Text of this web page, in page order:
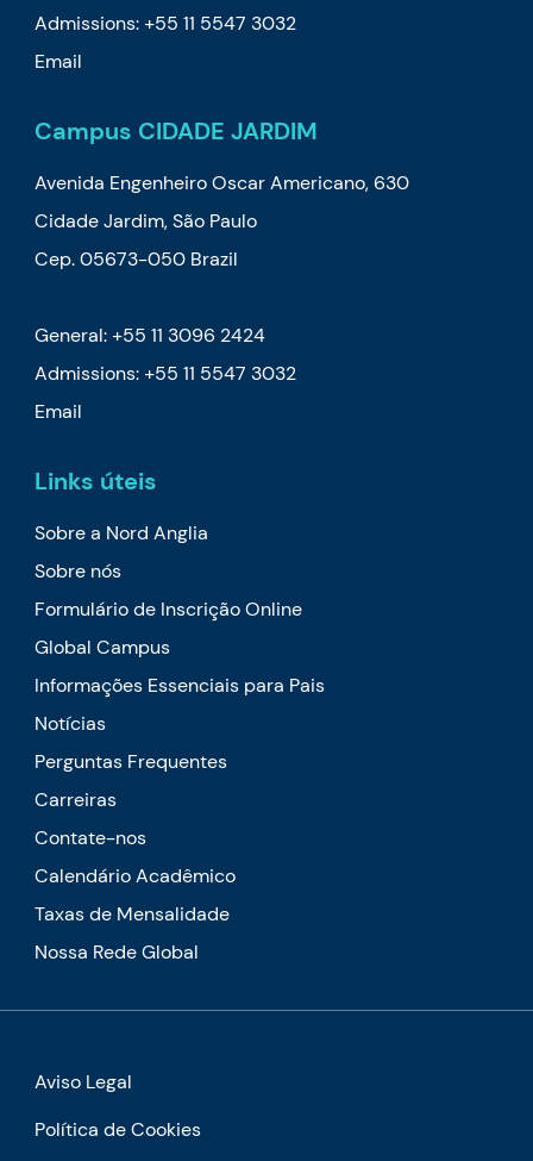
Admissions: +55 11 5547 3032
Email
Campus CIDADE JARDIM
Avenida Engenheiro Oscar Americano, 630
Cidade Jardim, São Paulo
Cep. 05673-050 Brazil
General: +55 11 3096 2424
Admissions: +55 11 5547 3032
Email
Links úteis
Sobre a Nord Anglia
Sobre nós
Formulário de Inscrição Online
Global Campus
Informações Essenciais para Pais
Notícias
Perguntas Frequentes
Carreiras
Contate-nos
Calendário Acadêmico
Taxas de Mensalidade
Nossa Rede Global
Aviso Legal
Política de Cookies